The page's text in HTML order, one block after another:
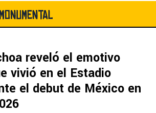
reveló el emotivo
vivió en el Estadio
el debut de México en